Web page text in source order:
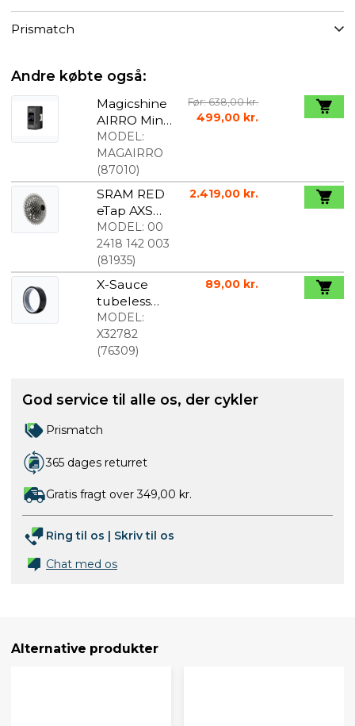
Prismatch
Andre købte også:
Magicshine
AIRRO Mini
elektrisk
Cykelpump
e
MODEL:
MAGAIRRO
(87010)
Før: 638,00 kr.
499,00 kr.
SRAM RED
eTap AXS
XG-1290 E1
kassette 12
Speed 10-
36T
MODEL: 00
2418 142 003
(81935)
2.419,00 kr.
X-Sauce
tubeless
fælgtape
23mmx9m
sort
MODEL:
X32782
(76309)
89,00 kr.
God service til alle os, der cykler
Prismatch
365 dages returret
Gratis fragt over 349,00 kr.
Ring til os | Skriv til os
Chat med os
Alternative produkter